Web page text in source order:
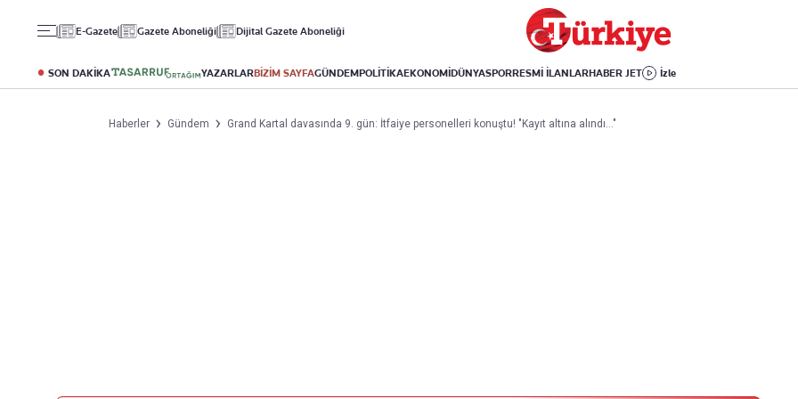
E-Gazete Gazete Aboneliği Dijital Gazete Aboneliği
SON DAKİKA YAZARLARBİZİM SAYFAGÜNDEMPOLİTİKAEKONOMİDÜNYASPORRESMİ İLANLARHABER JET İzle
Altın
Döviz
Kripto Para
Puan Durumu
Fikstür
Avrupa Ligi
Avrupa
Amerika
İsrail-Gazze
Yaşam
Sağlık
Yemek
Aktüel
Kitap
Haberler Gündem Grand Kartal davasında 9. gün: İtfaiye personelleri konuştu! "Kayıt altına alındı..."